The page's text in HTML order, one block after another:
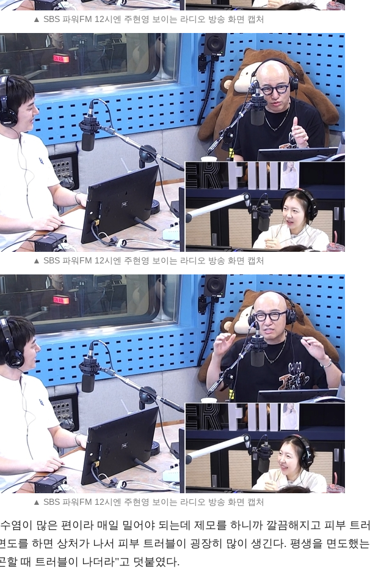
▲ SBS 파워FM 12시엔 주현영 보이는 라디오 방송 화면 캡처
▲ SBS 파워FM 12시엔 주현영 보이는 라디오 방송 화면 캡처
▲ SBS 파워FM 12시엔 주현영 보이는 라디오 방송 화면 캡처
염이 많은 편이라 매일 밀어야 되는데 제모를 하니까 깔끔해지고 피부 트러
도를 하면 상처가 나서 피부 트러블이 굉장히 많이 생긴다. 평생을 면도했는
할 때 트러블이 나더라"고 덧붙였다.